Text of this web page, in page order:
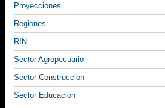
Proyecciones
Regiones
RIN
Sector Agropecuario
Sector Construccion
Sector Educacion